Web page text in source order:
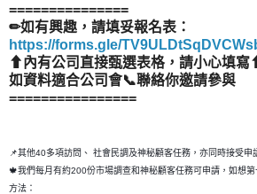
===============
✏如有興趣，請填妥報名表：
https://forms.gle/
⬆內有公司直接甄選表格，請小心填寫
如資料適合公司會📞聯絡你邀請參與
================
📌其他40多項訪問、 社會民調及神秘顧客任務，亦同時接受申
🍁我們每月有約200份市場調查和神秘顧客任務可申請，如想
方法：